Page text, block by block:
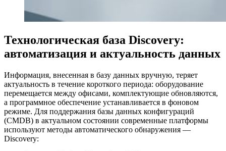
Технологическая база Discovery:
автоматизация и актуальность данных
Информация, внесенная в базу данных вручную, теряет
актуальность в течение короткого периода: оборудование
перемещается между офисами, комплектующие обновляются,
а программное обеспечение устанавливается в фоновом
режиме. Для поддержания базы данных конфигураций
(CMDB) в актуальном состоянии современные платформы
используют методы автоматического обнаружения —
Discovery: